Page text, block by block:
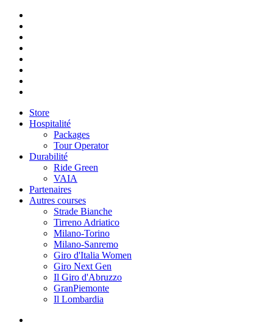
Store
Hospitalité
Packages
Tour Operator
Durabilité
Ride Green
VAIA
Partenaires
Autres courses
Strade Bianche
Tirreno Adriatico
Milano-Torino
Milano-Sanremo
Giro d'Italia Women
Giro Next Gen
Il Giro d'Abruzzo
GranPiemonte
Il Lombardia